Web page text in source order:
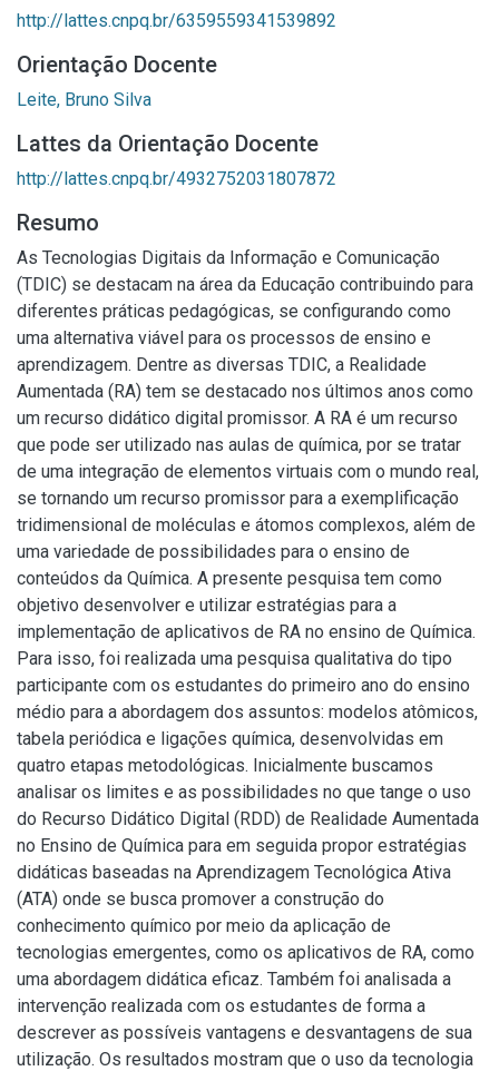
http://lattes.cnpq.br/6359559341539892
Orientação Docente
Leite, Bruno Silva
Lattes da Orientação Docente
http://lattes.cnpq.br/4932752031807872
Resumo
As Tecnologias Digitais da Informação e Comunicação
(TDIC) se destacam na área da Educação contribuindo para
diferentes práticas pedagógicas, se configurando como
uma alternativa viável para os processos de ensino e
aprendizagem. Dentre as diversas TDIC, a Realidade
Aumentada (RA) tem se destacado nos últimos anos como
um recurso didático digital promissor. A RA é um recurso
que pode ser utilizado nas aulas de química, por se tratar
de uma integração de elementos virtuais com o mundo real,
se tornando um recurso promissor para a exemplificação
tridimensional de moléculas e átomos complexos, além de
uma variedade de possibilidades para o ensino de
conteúdos da Química. A presente pesquisa tem como
objetivo desenvolver e utilizar estratégias para a
implementação de aplicativos de RA no ensino de Química.
Para isso, foi realizada uma pesquisa qualitativa do tipo
participante com os estudantes do primeiro ano do ensino
médio para a abordagem dos assuntos: modelos atômicos,
tabela periódica e ligações química, desenvolvidas em
quatro etapas metodológicas. Inicialmente buscamos
analisar os limites e as possibilidades no que tange o uso
do Recurso Didático Digital (RDD) de Realidade Aumentada
no Ensino de Química para em seguida propor estratégias
didáticas baseadas na Aprendizagem Tecnológica Ativa
(ATA) onde se busca promover a construção do
conhecimento químico por meio da aplicação de
tecnologias emergentes, como os aplicativos de RA, como
uma abordagem didática eficaz. Também foi analisada a
intervenção realizada com os estudantes de forma a
descrever as possíveis vantagens e desvantagens de sua
utilização. Os resultados mostram que o uso da tecnologia